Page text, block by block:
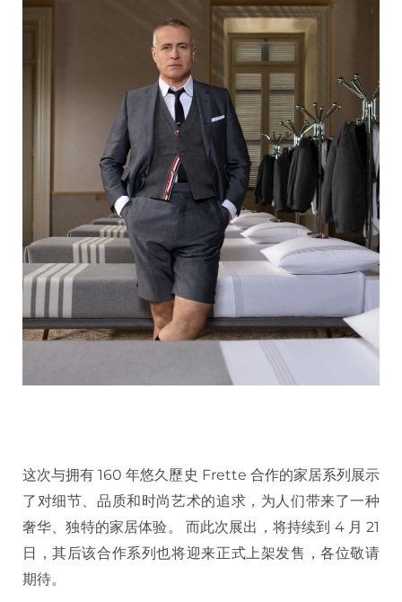
这次与拥有 160 年悠久歷史 Frette 合作的家居系列展示
了对细节、品质和时尚艺术的追求，为人们带来了一种
奢华、独特的家居体验。 而此次展出，将持续到 4 月 21
日，其后该合作系列也将迎来正式上架发售，各位敬请
期待。